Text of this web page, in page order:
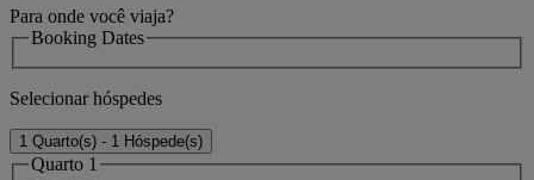
Para onde você viaja?
Booking Dates
Selecionar hóspedes
1 Quarto(s) - 1 Hóspede(s)
Quarto 1